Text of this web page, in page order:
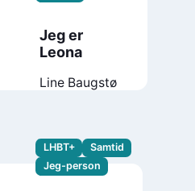
Jeg er
Leona
Line Baugstø
LHBT+
Samtid
Jeg-person